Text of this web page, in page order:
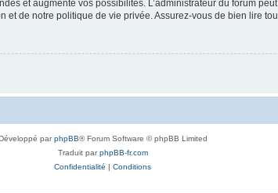
et augmente vos possibilités. L’administrateur du forum
de notre politique de vie privée. Assurez-vous de bien lire
parphpBB® Forum Software © phpBB Limited
Traduit parphpBB-fr.com
Confidentialité | Conditions